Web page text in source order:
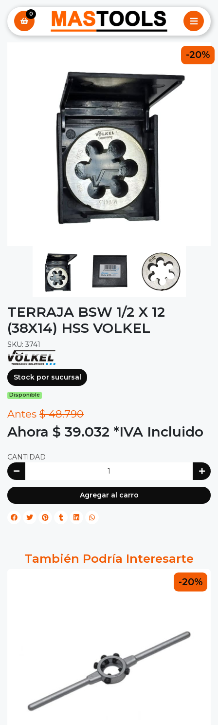
0
-20%
TERRAJA BSW 1/2 X 12
(38X14) HSS VOLKEL
SKU: 3741
Stock por sucursal
Disponible
Antes $ 48.790
Ahora $ 39.032 *IVA Incluido
CANTIDAD
Agregar al carro
También Podría Interesarte
-20%